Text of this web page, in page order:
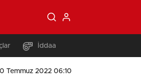
İddaa
Temmuz 2022 06:10